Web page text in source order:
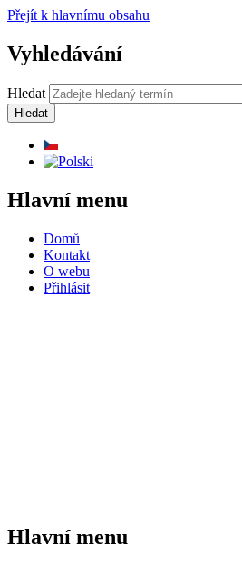
Přejít k hlavnímu obsahu
Vyhledávání
Hledat
Hlavní menu
Domů
Kontakt
O webu
Přihlásit
Hlavní menu